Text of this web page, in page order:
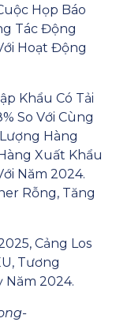
Họp Báo
Tác Động
Hoạt Động
Khẩu Có Tải
So Với Cùng
Hàng
Xuất Khẩu
Năm 2024.
Rỗng, Tăng
Cảng Los
Tương
Năm 2024.